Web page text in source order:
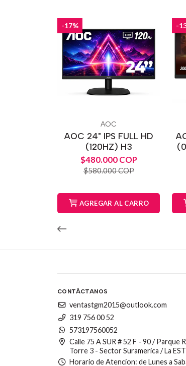
-17%
AOC
AOC 24" IPS FULL HD
(120HZ) H3
$480.000 COP
$580.000 COP
AGREGAR AL CARRO
-
CONTÁCTANOS
ventastgm2015@outlook.com
319 756 00 52
573197560052
Calle 75 A SUR # 52 F - 90 /
Torre 3 - Sector Suramerica / La
Horario de Atencion: de Lunes a